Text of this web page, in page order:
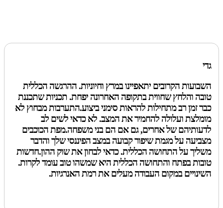
גדי
השבועות הקרובים יתאפיינו במרץ וחיוניות. ההרגשה הכללית
טובה והלחץ שחווית בתקופה האחרונה יפחת. תכניות שתכננת
כבר זמן רב מתחילות להראות סימני ביצוע.התערבות מבחוץ לא
מומלצת ועלולה להחמיר את המצב. לא כדאי לשים לב
לדעותיהם של אחרים, גם אם הם בני משפחה.מפת הכוכבים
מצביעה על מגמת שיפור קבועה במצב הפיננסי שלך והדבר
משליך על התחושה הכללית. כדאי לבחון את שוק ההון.חדשות
טובות בפתח והתחושה הכללית היא שמשהו טוב עומד לקרות.
השינויים במקום העבודה מעלים את רמת האנרגיות.